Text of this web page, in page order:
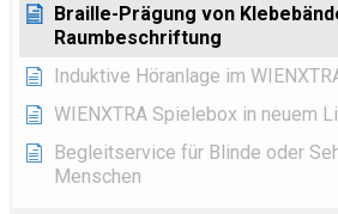
Braille-Prägung von
Raumbeschriftung
Induktive Höranlage im
WIENXTRA Spielebox in neuem
Begleitservice für Blinde oder
Menschen